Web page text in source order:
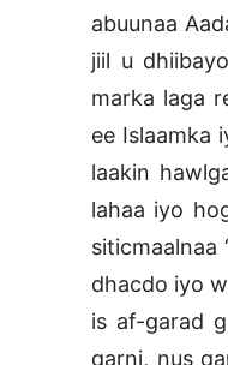
abuunaa
jiil u
marka laga
ee Islaamka
laakin
lahaa iyo
siticmaalnaa
dhacdo iyo
is af-garad
qarni, nus